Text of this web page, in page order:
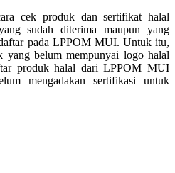
cek produk dan sertifikat halal
sudah diterima maupun yang
pada LPPOM MUI. Untuk itu,
yang belum mempunyai logo halal
produk halal dari LPPOM MUI
mengadakan sertifikasi untuk